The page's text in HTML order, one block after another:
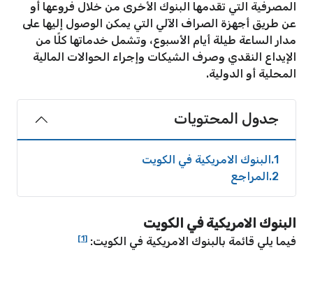
المصرفية التي تقدمها البنوك الأخرى من خلال فروعها أو
عن طريق أجهزة الصراف الآلي التي يمكن الوصول إليها على
مدار الساعة طيلة أيام الأسبوع، وتشمل خدماتها كلًا من
الإيداع النقدي وصرف الشيكات وإجراء الحوالات المالية
المحلية أو الدولية.
جدول المحتويات
1 البنوك الامريكية في الكويت
2 المراجع
البنوك الامريكية في الكويت
فيما يلي قائمة بالبنوك الامريكية في الكويت: [1]